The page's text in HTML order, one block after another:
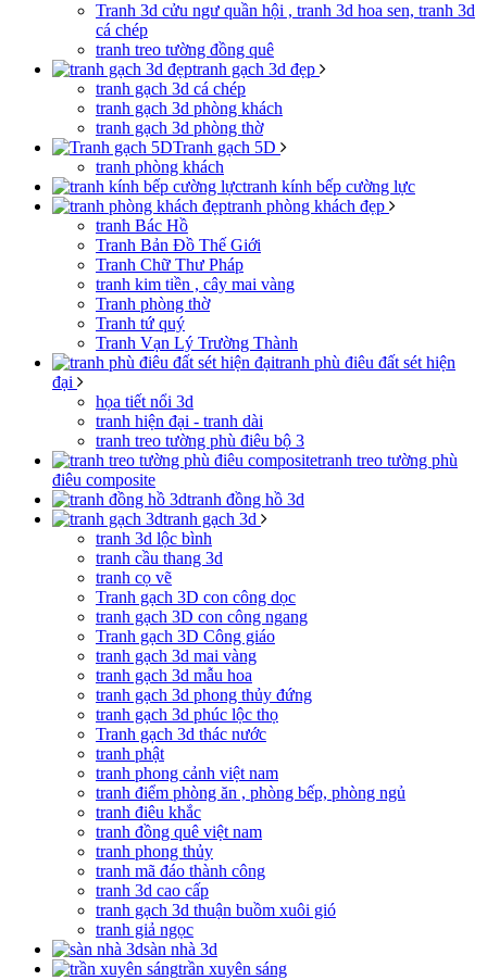
Tranh 3d cửu ngư quần hội , tranh 3d hoa sen, tranh 3d
cá chép
tranh treo tường đồng quê
tranh gạch 3d đẹp
tranh gạch 3d cá chép
tranh gạch 3d phòng khách
tranh gạch 3d phòng thờ
Tranh gạch 5D
tranh phòng khách
tranh kính bếp cường lực
tranh phòng khách đẹp
tranh Bác Hồ
Tranh Bản Đồ Thế Giới
Tranh Chữ Thư Pháp
tranh kim tiền , cây mai vàng
Tranh phòng thờ
Tranh tứ quý
Tranh Vạn Lý Trường Thành
tranh phù điêu đất sét hiện
đại
họa tiết nổi 3d
tranh hiện đại - tranh dài
tranh treo tường phù điêu bộ 3
tranh treo tường phù
điêu composite
tranh đồng hồ 3d
tranh gạch 3d
tranh 3d lộc bình
tranh cầu thang 3d
tranh cọ vẽ
Tranh gạch 3D con công dọc
tranh gạch 3D con công ngang
Tranh gạch 3D Công giáo
tranh gạch 3d mai vàng
tranh gạch 3d mẫu hoa
tranh gạch 3d phong thủy đứng
tranh gạch 3d phúc lộc thọ
Tranh gạch 3d thác nước
tranh phật
tranh phong cảnh việt nam
tranh điểm phòng ăn , phòng bếp, phòng ngủ
tranh điêu khắc
tranh đồng quê việt nam
tranh phong thủy
tranh mã đáo thành công
tranh 3d cao cấp
tranh gạch 3d thuận buồm xuôi gió
tranh giả ngọc
sàn nhà 3d
trần xuyên sáng